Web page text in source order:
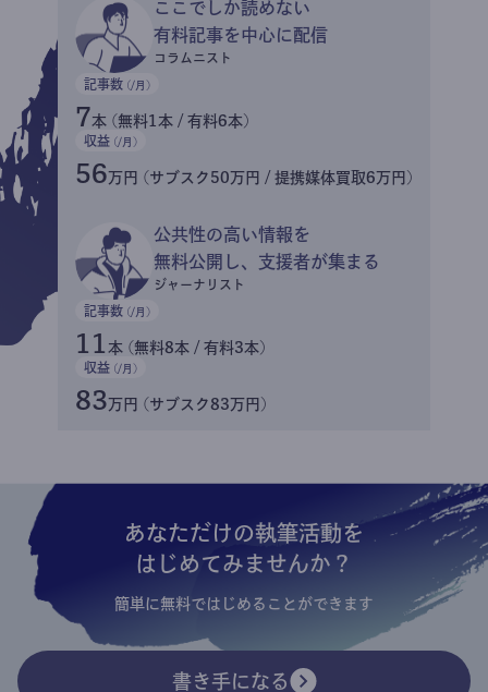
ここでしか読めない
有料記事を中心に配信
コラムニスト
記事数 (/月)
7本 (無料1本 / 有料6本)
収益 (/月)
56万円 (サブスク50万円 / 提携媒体買取6万円)
公共性の高い情報を
無料公開し、支援者が集まる
ジャーナリスト
記事数 (/月)
11 本 (無料8本 / 有料3本)
収益 (/月)
83万円 (サブスク83万円)
あなただけの執筆活動を
はじめてみませんか？
簡単に無料ではじめることができます
書き手になる